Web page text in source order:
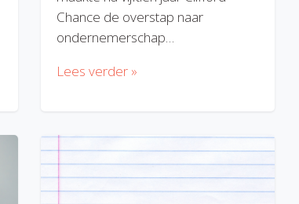
Chance de overstap naar
ondernemerschap…
Lees verder »